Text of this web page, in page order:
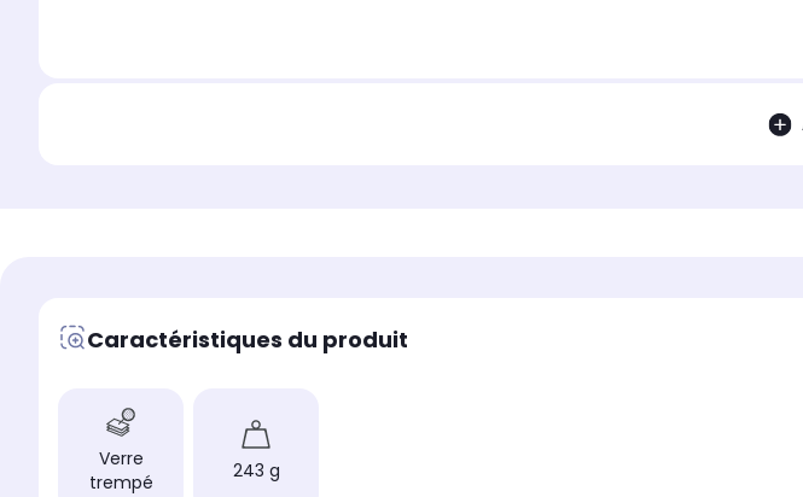
Caractéristiques du produit
Verre
trempé
243 g